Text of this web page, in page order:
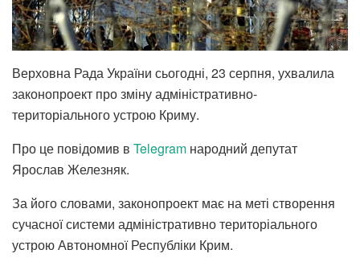
Верховна Рада України сьогодні, 23 серпня, ухвалила
законопроект про зміну адміністративно-
територіального устрою Криму.
Про це повідомив в Telegram народний депутат
Ярослав Железняк.
За його словами, законопроект має на меті створення
сучасної системи адміністративно територіального
устрою Автономної Республіки Крим.